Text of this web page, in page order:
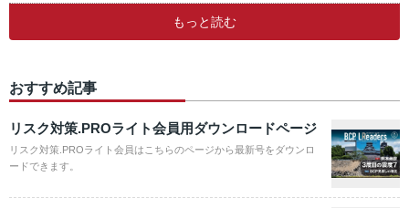
もっと読む
おすすめ記事
リスク対策.PROライト会員用ダウンロードページ
リスク対策.PROライト会員はこちらのページから最新号をダウンロ
ードできます。